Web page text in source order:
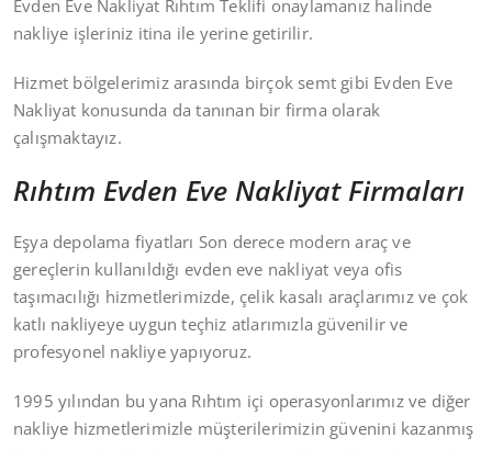
Evden Eve Nakliyat Rıhtım Teklifi onaylamanız halinde
nakliye işleriniz itina ile yerine getirilir.
Hizmet bölgelerimiz arasında birçok semt gibi Evden Eve
Nakliyat konusunda da tanınan bir firma olarak
çalışmaktayız.
Rıhtım Evden Eve Nakliyat Firmaları
Eşya depolama fiyatları Son derece modern araç ve
gereçlerin kullanıldığı evden eve nakliyat veya ofis
taşımacılığı hizmetlerimizde, çelik kasalı araçlarımız ve çok
katlı nakliyeye uygun teçhiz atlarımızla güvenilir ve
profesyonel nakliye yapıyoruz.
1995 yılından bu yana Rıhtım içi operasyonlarımız ve diğer
nakliye hizmetlerimizle müşterilerimizin güvenini kazanmış